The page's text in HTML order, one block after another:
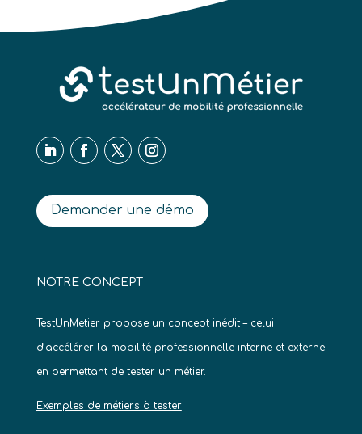
Demander une démo
NOTRE CONCEPT
TestUnMetier propose un concept inédit – celui
d’accélérer la mobilité professionnelle interne et externe
en permettant de tester un métier.
Exemples de métiers à tester